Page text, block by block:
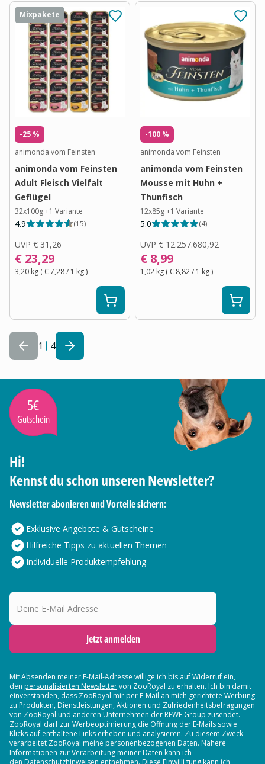
Mixpakete
-25 %
animonda vom Feinsten
animonda vom Feinsten
Adult Fleisch Vielfalt
Geflügel
32x100g+1 Variante
4.9 (15)
UVP € 31,26
€ 23,29
3,20 kg (€ 7,28/ 1 kg)
-100 %
animonda vom Feinsten
animonda vom Feinsten
Mousse mit Huhn +
Thunfisch
12x85g+1 Variante
5.0 (4)
UVP € 12.257.680,92
€ 8,99
1,02 kg (€ 8,82/ 1 kg)
1 4
5€
Gutschein
Hi!
Kennst du schon unseren Newsletter?
Newsletter abonieren und Vorteile sichern:
Exklusive Angebote & Gutscheine
Hilfreiche Tipps zu aktuellen Themen
Individuelle Produktempfehlung
Deine E-Mail Adresse
Jetzt anmelden
Mit Absenden meiner E-Mail-Adresse willige ich bis auf Widerruf ein,
den personalisierten Newslettervon ZooRoyal zu erhalten. Ich bin damit
einverstanden, dass ZooRoyal mir per E-Mail an mich gerichtete Werbung
zu Produkten, Dienstleistungen, Aktionen und Zufriedenheitsbefragungen
von ZooRoyal und anderen Unternehmen der REWE Group zusendet.
ZooRoyal darf zur Werbeoptimierung die Öffnung der E-Mails sowie
Klicks auf enthaltene Links erheben und analysieren. Zu diesem Zweck
verarbeitet ZooRoyal meine personenbezogenen Daten. Nähere
Informationen zur Verarbeitung meiner Daten kann ich
den Datenschutzhinweisen entnehmen. Diese Einwilligung kann ich